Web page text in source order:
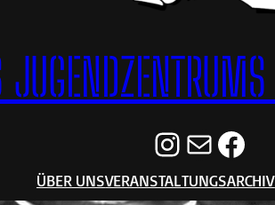
Instagram
E-Mail
ÜBER UNSVERANSTALTUNGSARCHIV